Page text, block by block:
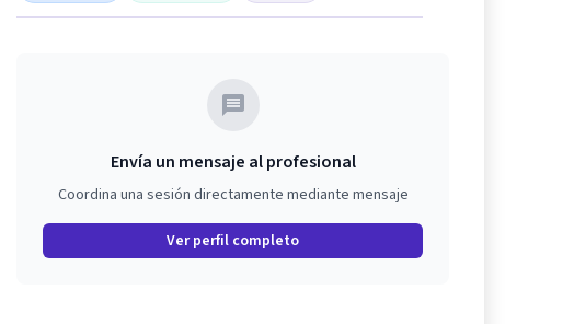
Envía un mensaje al profesional
Coordina una sesión directamente mediante mensaje
Ver perfil completo